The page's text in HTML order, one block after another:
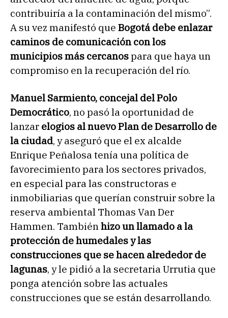
contribuiría a la contaminación del mismo”.
A su vez manifestó que Bogotá debe enlazar
caminos de comunicación con los
municipios más cercanospara que haya un
compromiso en la recuperación del río.
Manuel Sarmiento, concejal del Polo
Democrático, no pasó la oportunidad de
lanzar elogios al nuevo Plan de Desarrollo de
la ciudad, y aseguró que el ex alcalde
Enrique Peñalosa tenía una política de
favorecimiento para los sectores privados,
en especial para las constructoras e
inmobiliarias que querían construir sobre la
reserva ambiental Thomas Van Der
Hammen. También hizo un llamado a la
protección de humedales y las
construcciones que se hacen alrededor de
lagunas, y le pidió a la secretaria Urrutia que
ponga atención sobre las actuales
construcciones que se están desarrollando.